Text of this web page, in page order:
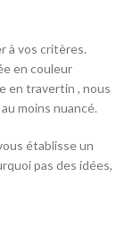
à vos critères.
en couleur
en travertin , nous
moins nuancé.
établisse un
pas des idées,